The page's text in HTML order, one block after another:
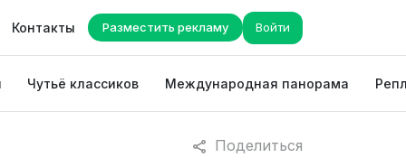
Контакты Разместить рекламу Войти
Чутьё классиков Международная панорама
Поделиться